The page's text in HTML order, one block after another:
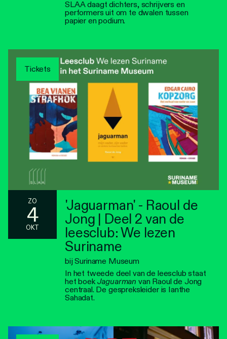
SLAA daagt dichters, schrijvers en
performers uit om te dwalen tussen
papier en podium.
Tickets
ZO
4
OKT
'Jaguarman' - Raoul de
Jong | Deel 2 van de
leesclub: We lezen
Suriname
bij Suriname Museum
In het tweede deel van de leesclub staat
het boekJaguarman van Raoul de Jong
centraal. De gespreksleider is Ianthe
Sahadat.